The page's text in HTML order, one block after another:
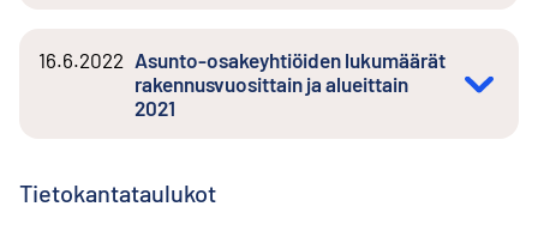
16.6.2022 Asunto-osakeyhtiöiden lukumäärät
rakennusvuosittain ja alueittain
2021
Tietokantataulukot